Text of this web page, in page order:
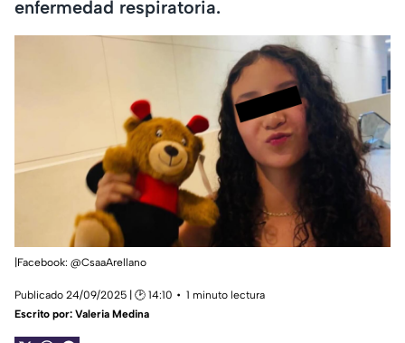
enfermedad respiratoria.
|Facebook: @CsaaArellano
Publicado 24/09/2025 | 🕑 14:10
1 minuto lectura
Escrito por: Valeria Medina